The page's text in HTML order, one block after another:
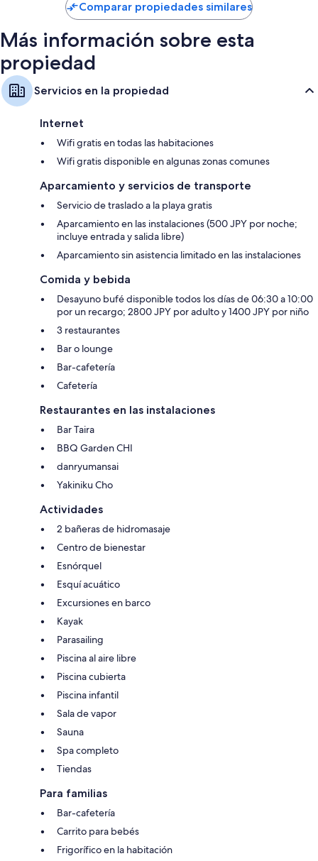
televisión digitales
de
US$ 120
Comparar propiedades similares
Más información sobre esta
propiedad
Servicios en la propiedad
Internet
Wifi gratis en todas las habitaciones
Wifi gratis disponible en algunas zonas comunes
Aparcamiento y servicios de transporte
Servicio de traslado a la playa gratis
Aparcamiento en las instalaciones (500 JPY por noche;
incluye entrada y salida libre)
Aparcamiento sin asistencia limitado en las instalaciones
Comida y bebida
Desayuno bufé disponible todos los días de 06:30 a 10:00
por un recargo; 2800 JPY por adulto y 1400 JPY por niño
3 restaurantes
Bar o lounge
Bar-cafetería
Cafetería
Restaurantes en las instalaciones
Bar Taira
BBQ Garden CHI
danryumansai
Yakiniku Cho
Actividades
2 bañeras de hidromasaje
Centro de bienestar
Esnórquel
Esquí acuático
Excursiones en barco
Kayak
Parasailing
Piscina al aire libre
Piscina cubierta
Piscina infantil
Sala de vapor
Sauna
Spa completo
Tiendas
Para familias
Bar-cafetería
Carrito para bebés
Frigorífico en la habitación